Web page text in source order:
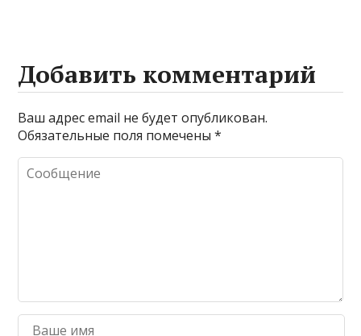
Добавить комментарий
Ваш адрес email не будет опубликован.
Обязательные поля помечены*